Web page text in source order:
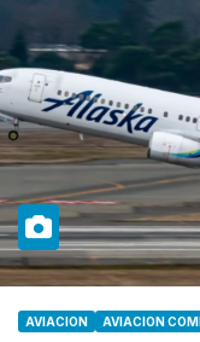
AVIACION AVIACION